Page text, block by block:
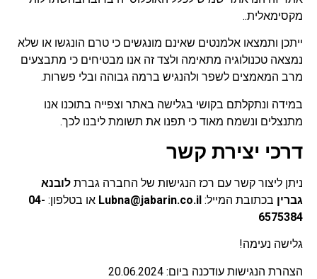
מקסימאלית..
ייתכן ותמצאו אלמנטים שאינם מונגשים כי טרם הונגשו או שלא
נמצאה טכנולוגיה מתאימה ולצד זה אנו מבטיחים כי מתבצעים
מרב המאמצים לשפר ולהנגיש ברמה גבוהה ובלי פשרות.
במידה ונתקלתם בקושי בגלישה באתר וצפייה בתוכנו אנו
מתנצלים ונשמח מאוד כי תפנו את תשומת ליבנו לכך.
דרכי יצירת קשר
ניתן ליצור קשר עם רכז הנגישות של החברה גברת לובנא
גברין בכתובת המייל: Lubna@jabarin.co.il או בטלפון: 04-
6575384
גלישה נעימה!
הצהרת הנגישות עודכנה ביום: 20.06.2024